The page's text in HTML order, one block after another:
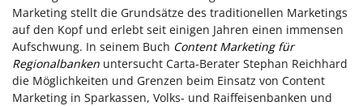
Marketing stellt die Grundsätze des traditionellen Marketings
auf den Kopf und erlebt seit einigen Jahren einen immensen
Aufschwung. In seinem Buch Content Marketing für
Regionalbanken untersucht Carta-Berater Stephan Reichhard
die Möglichkeiten und Grenzen beim Einsatz von Content
Marketing in Sparkassen, Volks- und Raiffeisenbanken und